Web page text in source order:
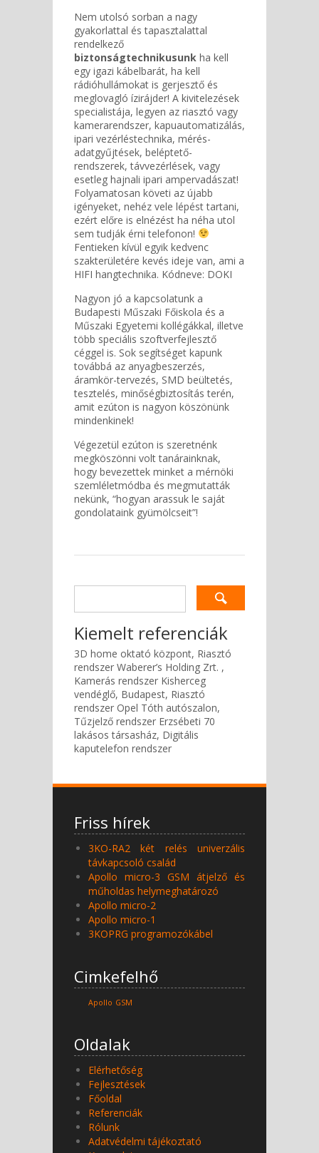
Nem utolsó sorban a nagy
gyakorlattal és tapasztalattal
rendelkező
biztonságtechnikusunk ha kell
egy igazi kábelbarát, ha kell
rádióhullámokat is gerjesztő és
meglovagló ízirájder! A kivitelezések
specialistája, legyen az riasztó vagy
kamerarendszer, kapuautomatizálás,
ipari vezérléstechnika, mérés-
adatgyűjtések, beléptető-
rendszerek, távvezérlések, vagy
esetleg hajnali ipari ampervadászat!
Folyamatosan követi az újabb
igényeket, nehéz vele lépést tartani,
ezért előre is elnézést ha néha utol
sem tudják érni telefonon!
Fentieken kívül egyik kedvenc
szakterületére kevés ideje van, ami a
HIFI hangtechnika. Kódneve: DOKI
Nagyon jó a kapcsolatunk a
Budapesti Műszaki Főiskola és a
Műszaki Egyetemi kollégákkal, illetve
több speciális szoftverfejlesztő
céggel is. Sok segítséget kapunk
továbbá az anyagbeszerzés,
áramkör-tervezés, SMD beültetés,
tesztelés, minőségbiztosítás terén,
amit ezúton is nagyon köszönünk
mindenkinek!
Végezetül ezúton is szeretnénk
megköszönni volt tanárainknak,
hogy bevezettek minket a mérnöki
szemléletmódba és megmutatták
nekünk, “hogyan arassuk le saját
gondolataink gyümölcseit”!
Kiemelt referenciák
3D home oktató központ, Riasztó
rendszer Waberer’s Holding Zrt. ,
Kamerás rendszer Kisherceg
vendéglő, Budapest, Riasztó
rendszer Opel Tóth autószalon,
Tűzjelző rendszer Erzsébeti 70
lakásos társasház, Digitális
kaputelefon rendszer
Friss hírek
3KO-RA2 két relés univerzális
távkapcsoló család
Apollo micro-3 GSM átjelző és
műholdas helymeghatározó
Apollo micro-2
Apollo micro-1
3KOPRG programozókábel
Cimkefelhő
Apollo GSM
Oldalak
Elérhetőség
Fejlesztések
Főoldal
Referenciák
Rólunk
Adatvédelmi tájékoztató